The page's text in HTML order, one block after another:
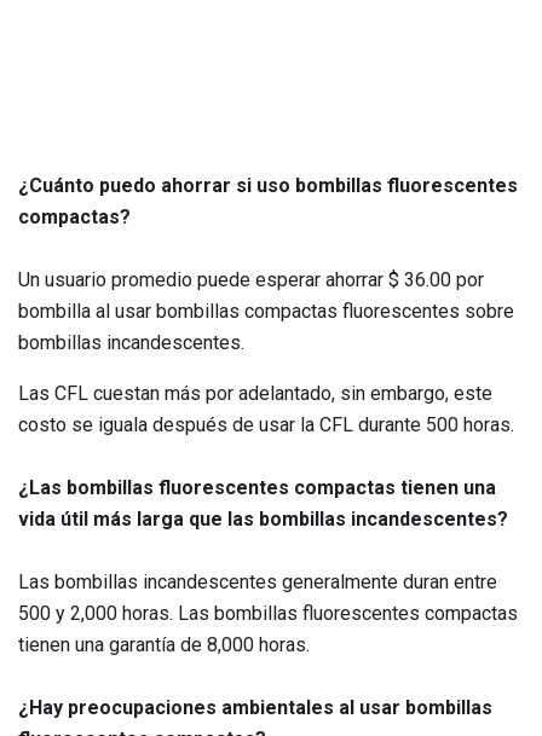
¿Cuánto puedo ahorrar si uso bombillas fluorescentes
compactas?
Un usuario promedio puede esperar ahorrar $ 36.00 por
bombilla al usar bombillas compactas fluorescentes sobre
bombillas incandescentes.
Las CFL cuestan más por adelantado, sin embargo, este
costo se iguala después de usar la CFL durante 500 horas.
¿Las bombillas fluorescentes compactas tienen una
vida útil más larga que las bombillas incandescentes?
Las bombillas incandescentes generalmente duran entre
500 y 2,000 horas. Las bombillas fluorescentes compactas
tienen una garantía de 8,000 horas.
¿Hay preocupaciones ambientales al usar bombillas